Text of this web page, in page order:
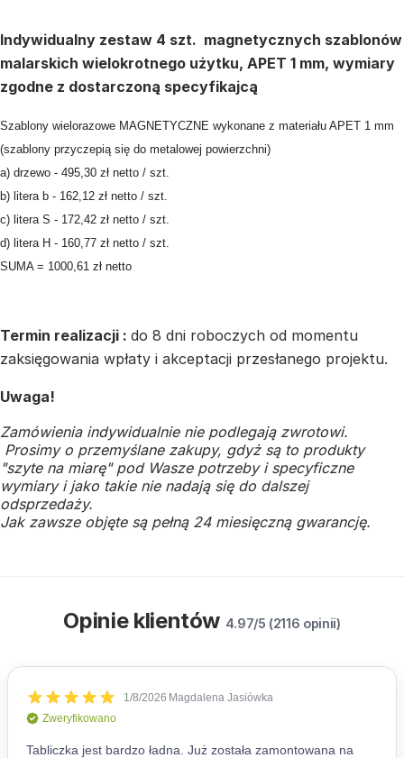
Indywidualny zestaw 4 szt. magnetycznych szablonów
malarskich wielokrotnego użytku, APET 1 mm, wymiary
zgodne z dostarczoną specyfikajcą
Szablony wielorazowe MAGNETYCZNE wykonane z materiału APET 1 mm
(szablony przyczepią się do metalowej powierzchni)
a) drzewo - 495,30 zł netto / szt.
b) litera b - 162,12 zł netto / szt.
c) litera S - 172,42 zł netto / szt.
d) litera H - 160,77 zł netto / szt.
SUMA = 1000,61 zł netto
Termin realizacji : do 8 dni roboczych od momentu
zaksięgowania wpłaty i akceptacji przesłanego projektu.
Uwaga!
Zamówienia indywidualnie nie podlegają zwrotowi.
Prosimy o przemyślane zakupy, gdyż są to produkty
"szyte na miarę" pod Wasze potrzeby i specyficzne
wymiary i jako takie nie nadają się do dalszej
odsprzedaży.
Jak zawsze objęte są pełną 24 miesięczną gwarancję.
Opinie klientów 4.97/5 (2116 opinii)